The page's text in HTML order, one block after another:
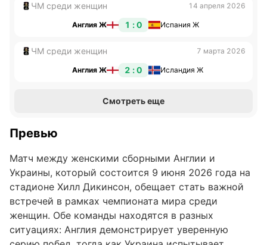
ЧМ среди женщин 14 апреля 2026
Англия Ж 1 : 0 Испания Ж
ЧМ среди женщин 7 марта 2026
Англия Ж 2 : 0 Исландия Ж
Смотреть еще
Превью
Матч между женскими сборными Англии и
Украины, который состоится 9 июня 2026 года на
стадионе Хилл Дикинсон, обещает стать важной
встречей в рамках чемпионата мира среди
женщин. Обе команды находятся в разных
ситуациях: Англия демонстрирует уверенную